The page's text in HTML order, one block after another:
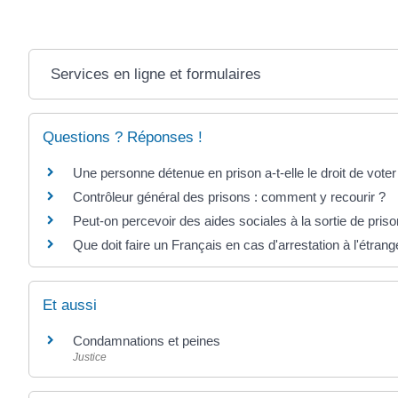
Services en ligne et formulaires
Questions ? Réponses !
Une personne détenue en prison a-t-elle le droit de
Contrôleur général des prisons : comment y recourir ?
Peut-on percevoir des aides sociales à la sortie de
Que doit faire un Français en cas d'arrestation à
Et aussi
Condamnations et peines
Justice